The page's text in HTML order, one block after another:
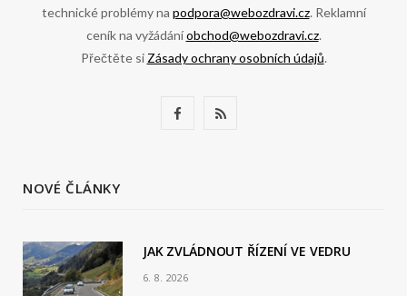
technické problémy na podpora@webozdravi.cz. Reklamní
ceník na vyžádáníobchod@webozdravi.cz.
Přečtěte si Zásady ochrany osobních údajů.
b
o
R
NOVÉ ČLÁNKY
JAK ZVLÁDNOUT ŘÍZENÍ VE VEDRU
6. 8. 2026